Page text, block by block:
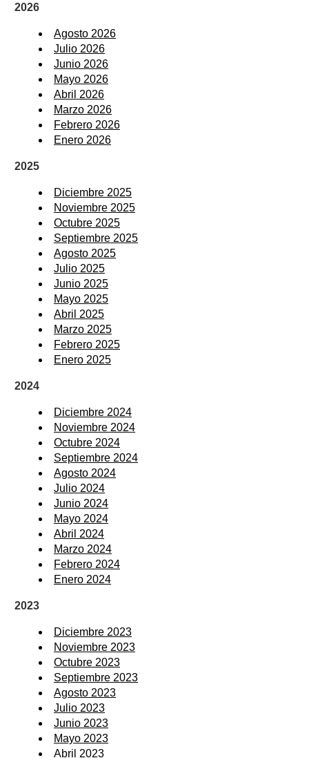
2026
Agosto 2026
Julio 2026
Junio 2026
Mayo 2026
Abril 2026
Marzo 2026
Febrero 2026
Enero 2026
2025
Diciembre 2025
Noviembre 2025
Octubre 2025
Septiembre 2025
Agosto 2025
Julio 2025
Junio 2025
Mayo 2025
Abril 2025
Marzo 2025
Febrero 2025
Enero 2025
2024
Diciembre 2024
Noviembre 2024
Octubre 2024
Septiembre 2024
Agosto 2024
Julio 2024
Junio 2024
Mayo 2024
Abril 2024
Marzo 2024
Febrero 2024
Enero 2024
2023
Diciembre 2023
Noviembre 2023
Octubre 2023
Septiembre 2023
Agosto 2023
Julio 2023
Junio 2023
Mayo 2023
Abril 2023